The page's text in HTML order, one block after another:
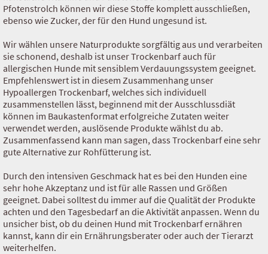
Pfotenstrolch können wir diese Stoffe komplett ausschließen,
ebenso wie Zucker, der für den Hund ungesund ist.
Wir wählen unsere Naturprodukte sorgfältig aus und verarbeiten
sie schonend, deshalb ist unser Trockenbarf auch für
allergischen Hunde mit sensiblem Verdauungssystem geeignet.
Empfehlenswert ist in diesem Zusammenhang unser
Hypoallergen Trockenbarf, welches sich individuell
zusammenstellen lässt, beginnend mit der Ausschlussdiät
können im Baukastenformat erfolgreiche Zutaten weiter
verwendet werden, auslösende Produkte wählst du ab.
Zusammenfassend kann man sagen, dass Trockenbarf eine sehr
gute Alternative zur Rohfütterung ist.
Durch den intensiven Geschmack hat es bei den Hunden eine
sehr hohe Akzeptanz und ist für alle Rassen und Größen
geeignet. Dabei solltest du immer auf die Qualität der Produkte
achten und den Tagesbedarf an die Aktivität anpassen. Wenn du
unsicher bist, ob du deinen Hund mit Trockenbarf ernähren
kannst, kann dir ein Ernährungsberater oder auch der Tierarzt
weiterhelfen.